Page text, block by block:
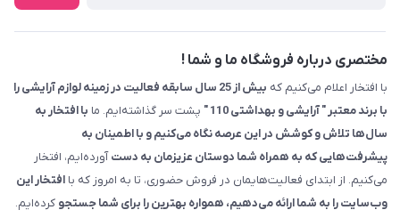
مختصری درباره فروشگاه ما و شما !
با افتخار اعلام می‌کنیم که
بیش از 25 سال سابقه فعالیت در زمینه لوازم آرایشی را
با برند معتبر " آرایشی و بهداشتی 110 "
پشت سر گذاشته‌ایم. ما با افتخار به
سال‌ها تلاش و کوشش در این عرصه نگاه می‌کنیم و با اطمینان به
پیشرفت‌هایی که به همراه شما دوستان عزیزمان به دستآورده‌ایم، افتخار
می‌کنیم. از ابتدای فعالیت‌هایمان در فروش حضوری، تا به امروز که با افتخار این
وب‌سایت را به شما ارائه می‌دهیم، همواره بهترین را برای شما جستجو کرده‌ایم.